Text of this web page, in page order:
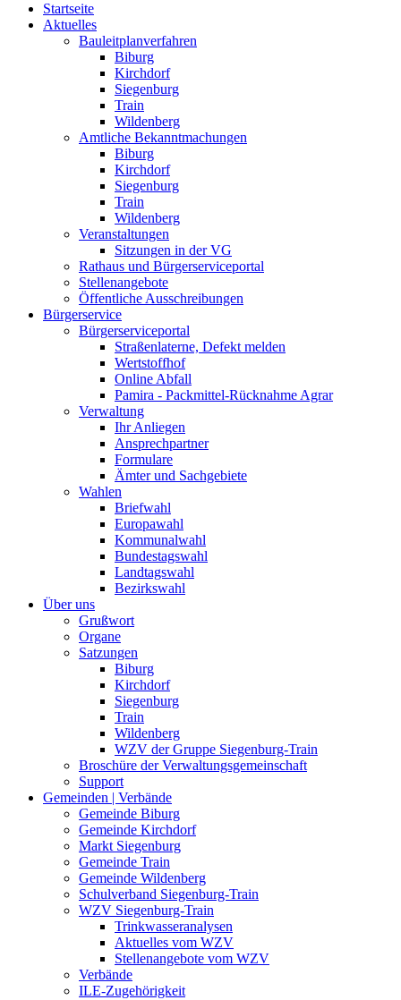
Startseite
Aktuelles
Bauleitplanverfahren
Biburg
Kirchdorf
Siegenburg
Train
Wildenberg
Amtliche Bekanntmachungen
Biburg
Kirchdorf
Siegenburg
Train
Wildenberg
Veranstaltungen
Sitzungen in der VG
Rathaus und Bürgerserviceportal
Stellenangebote
Öffentliche Ausschreibungen
Bürgerservice
Bürgerserviceportal
Straßenlaterne, Defekt melden
Wertstoffhof
Online Abfall
Pamira - Packmittel-Rücknahme Agrar
Verwaltung
Ihr Anliegen
Ansprechpartner
Formulare
Ämter und Sachgebiete
Wahlen
Briefwahl
Europawahl
Kommunalwahl
Bundestagswahl
Landtagswahl
Bezirkswahl
Über uns
Grußwort
Organe
Satzungen
Biburg
Kirchdorf
Siegenburg
Train
Wildenberg
WZV der Gruppe Siegenburg-Train
Broschüre der Verwaltungsgemeinschaft
Support
Gemeinden | Verbände
Gemeinde Biburg
Gemeinde Kirchdorf
Markt Siegenburg
Gemeinde Train
Gemeinde Wildenberg
Schulverband Siegenburg-Train
WZV Siegenburg-Train
Trinkwasseranalysen
Aktuelles vom WZV
Stellenangebote vom WZV
Verbände
ILE-Zugehörigkeit